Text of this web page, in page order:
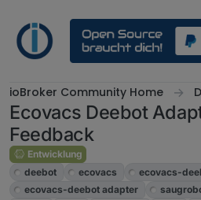
ioBroker Community Home
Ecovacs Deebot
Feedback
Entwicklung
deebot
ecovacs
ecovacs-
ecovacs-deebot adapter